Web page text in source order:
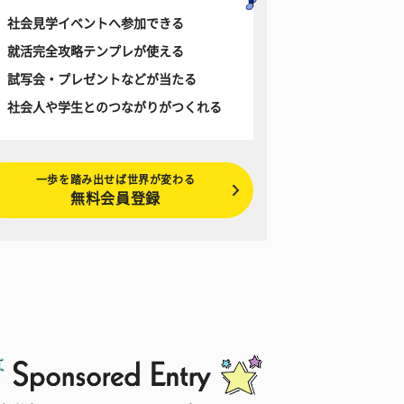
社会見学イベントへ参加できる
就活完全攻略テンプレが使える
試写会・プレゼントなどが当たる
社会人や学生とのつながりがつくれる
一歩を踏み出せば世界が変わる
無料会員登録